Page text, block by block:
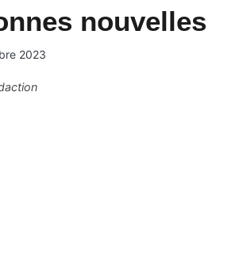
nouvelles
2023